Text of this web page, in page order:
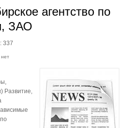
агентство по
ЗАО
337
нет
Развитие,